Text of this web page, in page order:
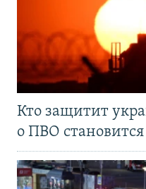
Кто защитит
о ПВО